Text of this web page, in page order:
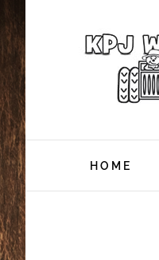
naar
inhoud
HOME